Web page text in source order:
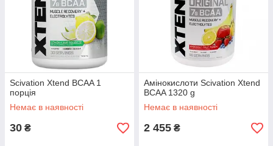
Scivation Xtend BCAA 1
порція
Немає в наявності
30 ₴
Амінокислоти Scivation Xtend
BCAA 1320 g
Немає в наявності
2 455 ₴